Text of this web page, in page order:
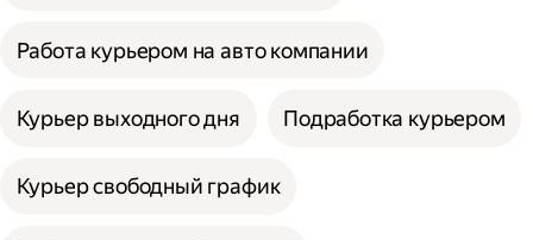
Работа курьером на авто компании
Курьер выходного дня Подработка курьером
Курьер свободный график